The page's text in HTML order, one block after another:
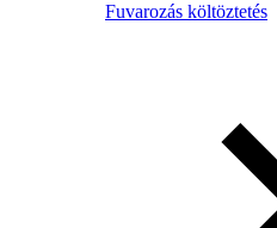
Fuvarozás költöztetés